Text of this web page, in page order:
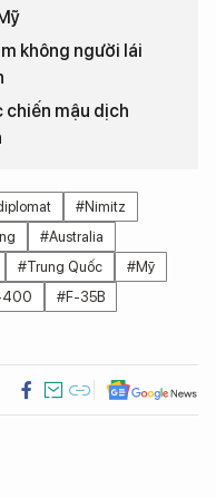
không người lái
chiến mậu dịch
#Nimitz
#Australia
#Trung Quốc
#Mỹ
400
#F-35B